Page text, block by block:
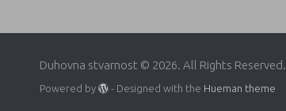
Duhovna stvarnost © 2026. All Rights Reserved.
Powered by - Designed with the Hueman theme